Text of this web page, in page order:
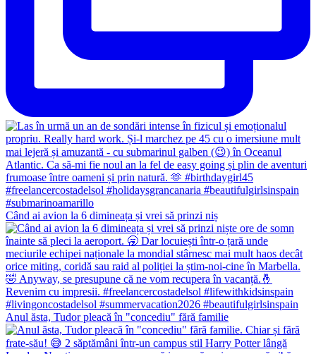
Când ai avion la 6 dimineața și vrei să prinzi niș
Anul ăsta, Tudor pleacă în "concediu" fără familie